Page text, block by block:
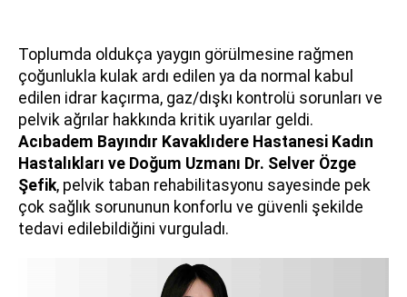
Toplumda oldukça yaygın görülmesine rağmen
çoğunlukla kulak ardı edilen ya da normal kabul
edilen idrar kaçırma, gaz/dışkı kontrolü sorunları ve
pelvik ağrılar hakkında kritik uyarılar geldi.
Acıbadem Bayındır Kavaklıdere Hastanesi Kadın
Hastalıkları ve Doğum Uzmanı Dr. Selver Özge
Şefik, pelvik taban rehabilitasyonu sayesinde pek
çok sağlık sorununun konforlu ve güvenli şekilde
tedavi edilebildiğini vurguladı.